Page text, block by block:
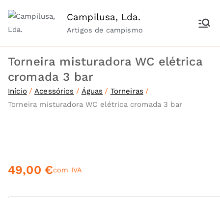
para
conteúdo
Campilusa, Lda.
Artigos de campismo
Torneira misturadora WC elétrica
cromada 3 bar
Início Acessórios Águas
Torneiras
Torneira misturadora WC elétrica cromada 3 bar
49,00 €com IVA